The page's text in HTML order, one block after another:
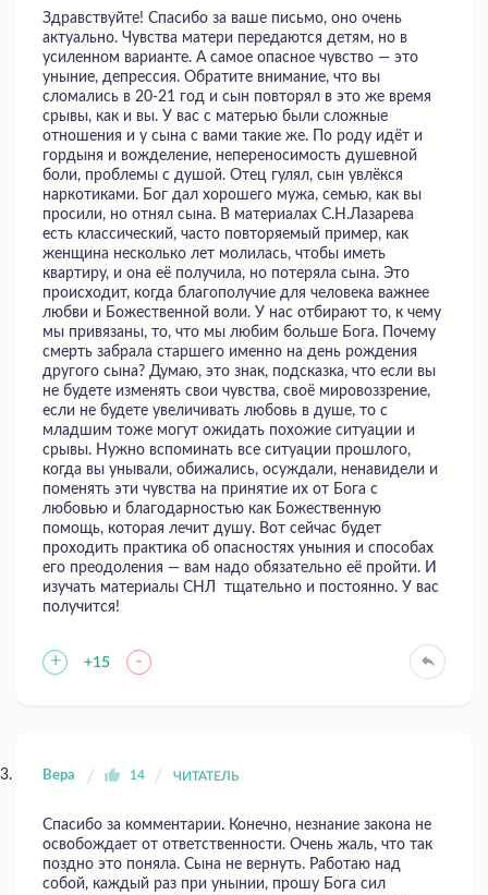
Здравствуйте! Спасибо за ваше письмо, оно очень
актуально. Чувства матери передаются детям, но в
усиленном варианте. А самое опасное чувство — это
уныние, депрессия. Обратите внимание, что вы
сломались в 20-21 год и сын повторял в это же время
срывы, как и вы. У вас с матерью были сложные
отношения и у сына с вами такие же. По роду идёт и
гордыня и вожделение, непереносимость душевной
боли, проблемы с душой. Отец гулял, сын увлёкся
наркотиками. Бог дал хорошего мужа, семью, как вы
просили, но отнял сына. В материалах С.Н.Лазарева
есть классический, часто повторяемый пример, как
женщина несколько лет молилась, чтобы иметь
квартиру, и она её получила, но потеряла сына. Это
происходит, когда благополучие для человека важнее
любви и Божественной воли. У нас отбирают то, к чему
мы привязаны, то, что мы любим больше Бога. Почему
смерть забрала старшего именно на день рождения
другого сына? Думаю, это знак, подсказка, что если вы
не будете изменять свои чувства, своё мировоззрение,
если не будете увеличивать любовь в душе, то с
младшим тоже могут ожидать похожие ситуации и
срывы. Нужно вспоминать все ситуации прошлого,
когда вы унывали, обижались, осуждали, ненавидели и
поменять эти чувства на принятие их от Бога с
любовью и благодарностью как Божественную
помощь, которая лечит душу. Вот сейчас будет
проходить практика об опасностях уныния и способах
его преодоления — вам надо обязательно её пройти. И
изучать материалы СНЛ тщательно и постоянно. У вас
получится!
+ +15 -
Вера 14 ЧИТАТЕЛЬ
Спасибо за комментарии. Конечно, незнание закона не
освобождает от ответственности. Очень жаль, что так
поздно это поняла. Сына не вернуть. Работаю над
собой, каждый раз при унынии, прошу Бога сил